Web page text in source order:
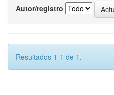
Autor/registro
Resultados 1-1 de 1.